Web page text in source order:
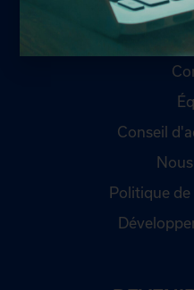
Conseil
Politique